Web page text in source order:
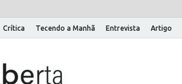
Crítica Tecendo a Manhã Entrevista Artigo